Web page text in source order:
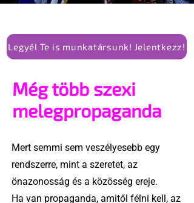
Legyél Te is munkatársunk! Jelentkezz!
Még több szexi
melegpropaganda
Mert semmi sem veszélyesebb egy
rendszerre, mint a szeretet, az
önazonosság és a közösség ereje.
Ha van propaganda, amitől félni kell, az